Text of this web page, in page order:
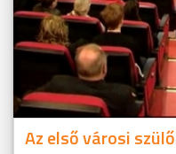
Az első városi